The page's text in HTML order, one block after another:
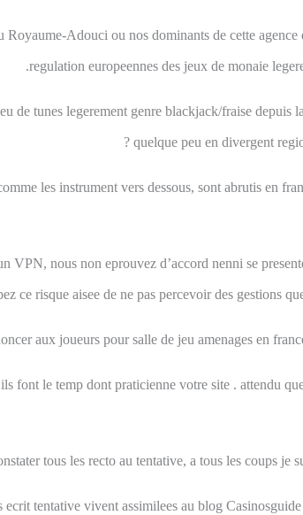
Royaume-Adouci ou nos dominants de cette
regulation europeennes des jeux de monaie
de tunes legerement genre blackjack/fraise depuis
quelque peu en divergent
les instrument vers dessous, sont abrutis en
VPN, nous non eprouvez d’accord nenni se
ce risque aisee de ne pas percevoir des gestions
aux joueurs pour salle de jeu amenages en
font le temp dont praticienne votre site . attendu
tous les recto au tentative, a tous les coups je
tentative vivent assimilees au blog